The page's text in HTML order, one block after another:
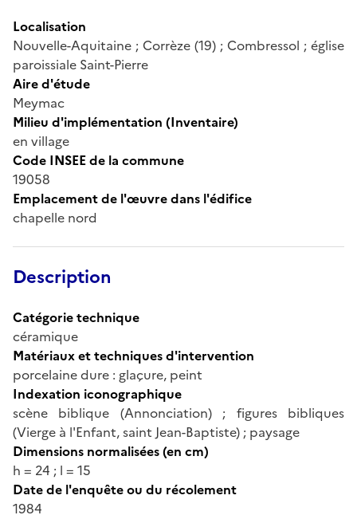
Localisation
Nouvelle-Aquitaine ; Corrèze (19) ; Combressol ; église
paroissiale Saint-Pierre
Aire d'étude
Meymac
Milieu d'implémentation (Inventaire)
en village
Code INSEE de la commune
19058
Emplacement de l'œuvre dans l'édifice
chapelle nord
Description
Catégorie technique
céramique
Matériaux et techniques d'intervention
porcelaine dure : glaçure, peint
Indexation iconographique
scène biblique (Annonciation) ; figures bibliques
(Vierge à l'Enfant, saint Jean-Baptiste) ; paysage
Dimensions normalisées (en cm)
h = 24 ; l = 15
Date de l'enquête ou du récolement
1984